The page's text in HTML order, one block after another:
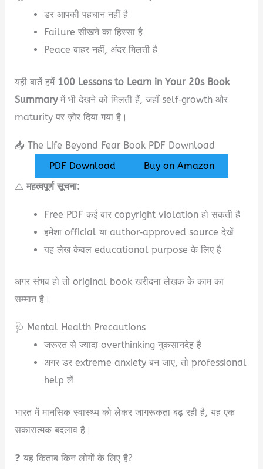
डर आपकी पहचान नहीं है
Failure सीखने का हिस्सा है
Peace बाहर नहीं, अंदर मिलती है
यही बातें हमें 100 Lessons to Learn in Your 20s Book
Summaryमें भी देखने को मिलती हैं, जहाँ self‑growth और
maturity पर ज़ोर दिया गया है।
📥 The Life Beyond Fear Book PDF Download
PDF Download
Buy on Amazon
⚠️महत्वपूर्ण सूचना:
Free PDF कई बार copyright violation हो सकती है
हमेशा official या author‑approved source देखें
यह लेख केवल educational purpose के लिए है
अगर संभव हो तो original book खरीदना लेखक के काम का
सम्मान है।
🩺 Mental Health Precautions
जरूरत से ज्यादा overthinking नुकसानदेह है
अगर डर extreme anxiety बन जाए, तो professional
help लें
भारत में मानसिक स्वास्थ्य को लेकर जागरूकता बढ़ रही है, यह एक
सकारात्मक बदलाव है।
❓ यह किताब किन लोगों के लिए है?